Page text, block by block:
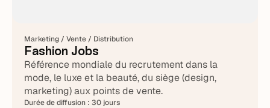
Marketing / Vente / Distribution
Fashion Jobs
Référence mondiale du recrutement dans la
mode, le luxe et la beauté, du siège (design,
marketing) aux points de vente.
Durée de diffusion :30 jours